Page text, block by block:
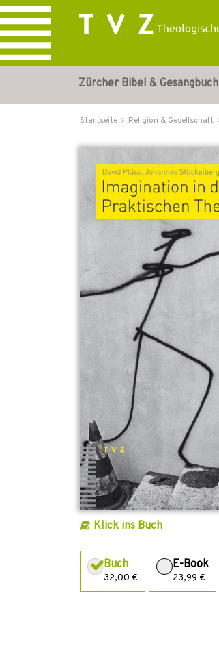
Zürcher Bibel & Gesangbuch
Startseite Religion & Gesellschaft
Klick ins Buch
Buch
32,00 €
E-Book
23,99 €